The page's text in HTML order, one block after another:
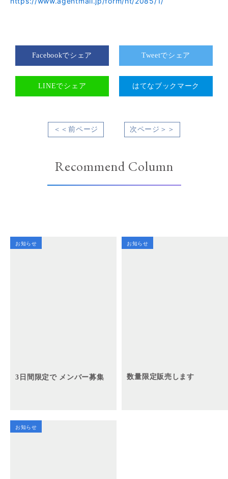
Facebookでシェア Tweetでシェア
LINEでシェア はてなブックマーク
＜＜前ページ 次ページ＞＞
Recommend Column
お知らせ
3日間限定で メンバー募集
お知らせ
数量限定販売します
お知らせ